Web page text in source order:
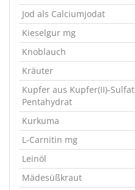
Jod als Calciumjodat
Kieselgur mg
Knoblauch
Kräuter
Kupfer aus Kupfer(II)-Sulfat
Pentahydrat
Kurkuma
L-Carnitin mg
Leinöl
Mädesüßkraut